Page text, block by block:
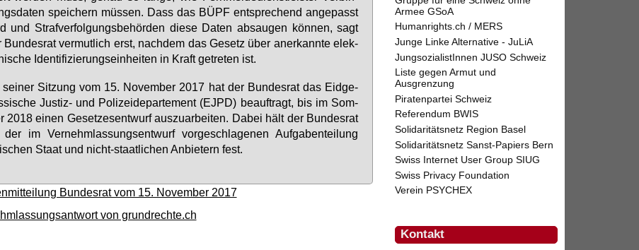
spei­chern müs­sen. Dass das BÜPF ent­spre­chend an­ge­passt
und Straf­ver­fol­gungs­be­hör­den die­se Da­ten ab­sau­gen kön­nen, sagt
Bun­des­rat ver­mut­lich erst, nach­dem das Ge­setz über an­er­kann­te elek­
Iden­ti­fi­zie­rungs­ein­hei­ten in Kraft ge­tre­ten ist.
sei­ner Sit­zung vom 15. No­vem­ber 2017 hat der Bun­des­rat das Eid­ge­
Jus­tiz- und Po­li­zei­de­par­te­ment (EJPD) be­auf­tragt, bis im Som­
2018 ei­nen Ge­set­zes­ent­wurf aus­zu­ar­bei­ten. Da­bei hält der Bun­des­rat
im Ver­nehm­las­sungs­ent­wurf vor­ge­schla­ge­nen Auf­ga­ben­tei­lung
Staat und nicht-staat­li­chen An­bie­tern fest.
Bundesrat vom 15. November 2017
von grundrechte.ch
Armee GSoA
Humanrights.ch / MERS
Junge Linke Alternative - JuLiA
JungsozialistInnen JUSO Schweiz
Liste gegen Armut und
Ausgrenzung
Piratenpartei Schweiz
Referendum BWIS
Solidaritätsnetz Region Basel
Solidaritätsnetz Sanst-Papiers Bern
Swiss Internet User Group SIUG
Swiss Privacy Foundation
Verein PSYCHEX
Kontakt